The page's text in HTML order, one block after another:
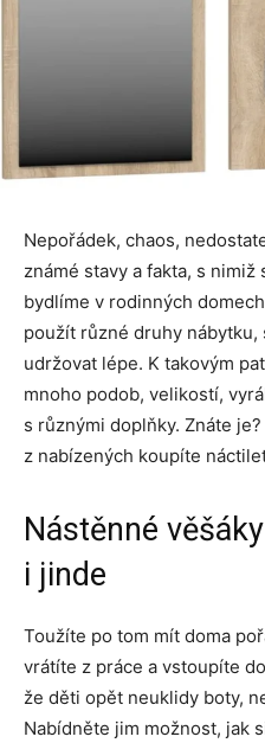
Nepořádek, chaos,
známé stavy a fakta, s
bydlíme v rodinných
použít různé druhy
udržovat lépe. K takovým
mnoho podob, velikostí,
s různými doplňky. Znáte
z nabízených koupíte
Nástěnné
i jinde
Toužíte po tom mít doma
vrátíte z práce a vstoupíte
že děti opět neuklidy boty,
Nabídněte jim možnost, jak